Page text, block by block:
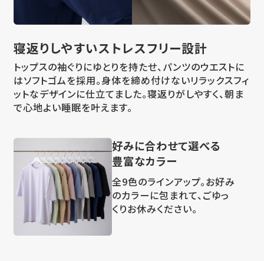
寝返りしやすいストレスフリー設計
トップスの袖ぐりにゆとりを持たせ、パンツのウエストに
はソフトゴムを採用。身体を締め付けないリラックスフィ
ットなデザインに仕立てました。寝返りがしやすく、朝ま
で心地よい睡眠を叶えます。
好みに合わせて選べる
豊富なカラー
全9色のラインアップ。お好み
のカラーに包まれて、ごゆっ
くりお休みください。